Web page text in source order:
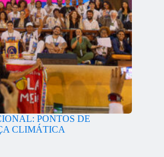
PONTOS DE
CLIMÁTICA